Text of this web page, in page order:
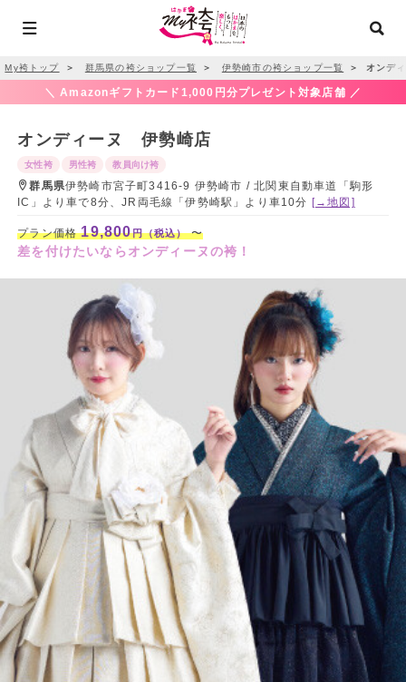
My袴トップ ＞ 群馬県の袴ショップ一覧 ＞ 伊勢崎市の袴ショップ一覧 ＞ オンデ
＼ Amazonギフトカード1,000円分プレゼント対象店舗 ／
オンディーヌ 伊勢崎店
女性袴 男性袴 教員向け袴
群馬県伊勢崎市宮子町3416-9 伊勢崎市 / 北関東自動車道「駒形
IC」より車で8分、JR両毛線「伊勢崎駅」より車10分 [→地図]
プラン価格19,800円（税込）〜
差を付けたいならオンディーヌの袴！